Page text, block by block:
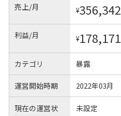
売上/月 ¥356,342
利益/月 ¥178,171
カテゴリ 暴露
運営開始時期 2022年03月
現在の運営状
未設定